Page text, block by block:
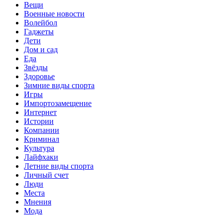
Вещи
Военные новости
Волейбол
Гаджеты
Дети
Дом и сад
Еда
Звёзды
Здоровье
Зимние виды спорта
Игры
Импортозамещение
Интернет
Истории
Компании
Криминал
Культура
Лайфхаки
Летние виды спорта
Личный счет
Люди
Места
Мнения
Мода